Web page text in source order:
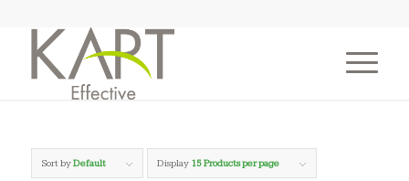
Sort byDefault Display 15 Products per page